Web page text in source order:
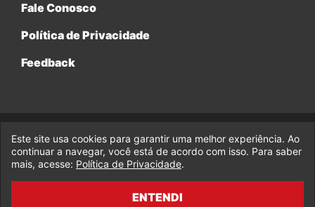
Fale Conosco
Política de Privacidade
Feedback
© 2017-2026 Legado da Marvel, uma empresa da Legado
Enterprises.
fabiolobo
Este site usa cookies para garantir uma melhor experiência. Ao
continuar a navegar, você está de acordo com isso. Para saber
mais, acesse: Política de Privacidade.
ENTENDI